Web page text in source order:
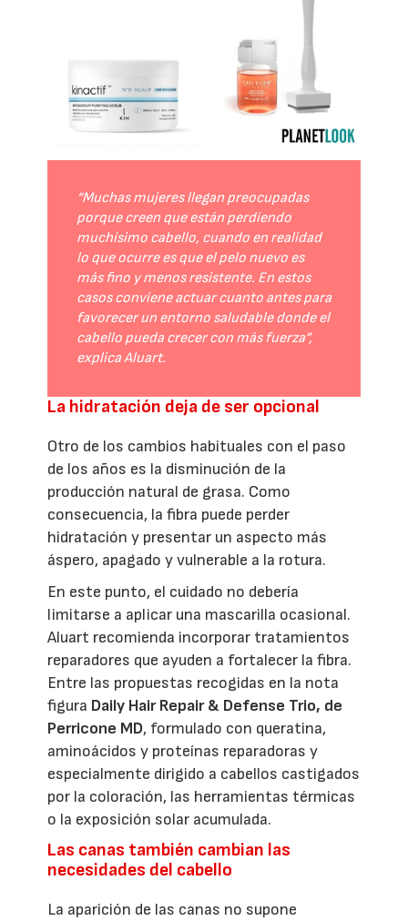
“Muchas mujeres llegan preocupadas
porque creen que están perdiendo
muchísimo cabello, cuando en realidad
lo que ocurre es que el pelo nuevo es
más fino y menos resistente. En estos
casos conviene actuar cuanto antes para
favorecer un entorno saludable donde el
cabello pueda crecer con más fuerza”,
explica Aluart.
La hidratación deja de ser opcional
Otro de los cambios habituales con el paso
de los años es la disminución de la
producción natural de grasa. Como
consecuencia, la fibra puede perder
hidratación y presentar un aspecto más
áspero, apagado y vulnerable a la rotura.
En este punto, el cuidado no debería
limitarse a aplicar una mascarilla ocasional.
Aluart recomienda incorporar tratamientos
reparadores que ayuden a fortalecer la fibra.
Entre las propuestas recogidas en la nota
figura Daily Hair Repair & Defense Trio, de
Perricone MD, formulado con queratina,
aminoácidos y proteínas reparadoras y
especialmente dirigido a cabellos castigados
por la coloración, las herramientas térmicas
o la exposición solar acumulada.
Las canas también cambian las
necesidades del cabello
La aparición de las canas no supone